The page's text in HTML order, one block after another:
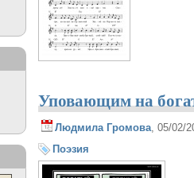
Уповающим на
Людмила Громова, 05/02/
Поэзия